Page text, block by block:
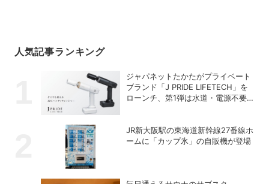
人気記事ランキング
ジャパネットたかたがプライベート
ブランド「J PRIDE LIFETECH」を
ローンチ、第1弾は水道・電源不要
JR新大阪駅の東海道新幹線27番線ホ
ームに「カップ氷」の自販機が登場